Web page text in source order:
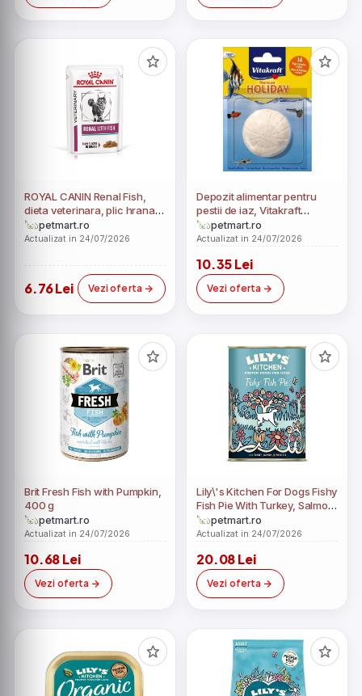
ROYAL CANIN Renal Fish,
dieta veterinara, plic hrana
umeda pisici, sistem renal,
85 g
petmart.ro
Actualizat in 24/07/2026
6.76 Lei Vezi oferta
Depozit alimentar pentru
pestii de iaz, Vitakraft
Holiday Fish Food, 25 g
petmart.ro
Actualizat in 24/07/2026
10.35 Lei
Vezi oferta
Brit Fresh Fish with Pumpkin,
400 g
petmart.ro
Actualizat in 24/07/2026
10.68 Lei
Vezi oferta
Lily\'s Kitchen For Dogs Fishy
Fish Pie With Turkey, Salmon
& Potatoes, 400 g
petmart.ro
Actualizat in 24/07/2026
20.08 Lei
Vezi oferta